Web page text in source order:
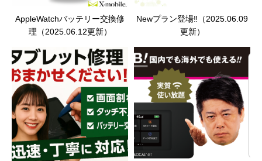
AppleWatchバッテリー交換修
理（2025.06.12更新）
Newプラン登場‼︎（2025.06.09
更新）